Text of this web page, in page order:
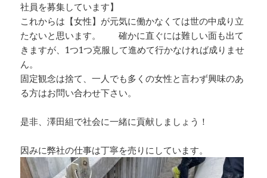
社員を募集しています】
これからは【女性】が元気に働かなくては世の中成り立
たないと思います。 確かに直ぐには難しい面も出て
きますが、1つ1つ克服して進めて行かなければ成りませ
ん。
固定観念は捨て、一人でも多くの女性と言わず興味のあ
る方はお問い合わせ下さい。
是非、澤田組で社会に一緒に貢献しましょう！
因みに弊社の仕事は丁寧を売りにしています。